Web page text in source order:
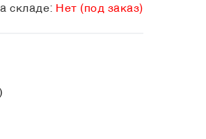
складе: Нет (под заказ)